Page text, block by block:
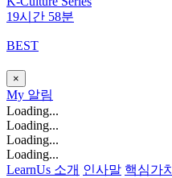
19시간 58분
BEST
×
My 알림
Loading...
Loading...
Loading...
Loading...
LearnUs 소개 인사말 핵심가치